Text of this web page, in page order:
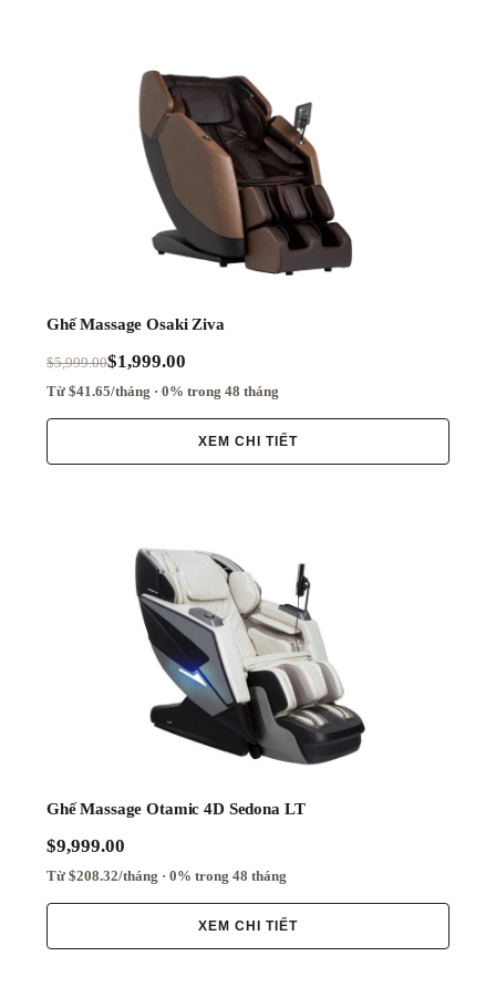
Ghế Massage Osaki Ziva
$5,999.00$1,999.00
Từ $41.65/tháng · 0% trong 48 tháng
XEM CHI TIẾT
Ghế Massage Otamic 4D Sedona LT
$9,999.00
Từ $208.32/tháng · 0% trong 48 tháng
XEM CHI TIẾT